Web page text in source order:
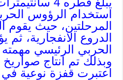
استخدام الرؤوس
المرحلتين، حيث يقوم
الدروع الانفجارية،
الحربي الرئيسي
اعتبرت قفزة نوعية